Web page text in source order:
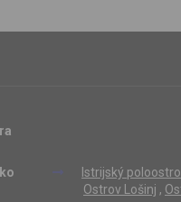
Istrijský
Ostrov Lošinj ,